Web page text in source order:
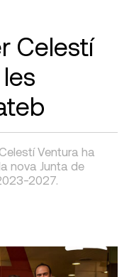
Celestí
Ventura ha
nova Junta de
2027.